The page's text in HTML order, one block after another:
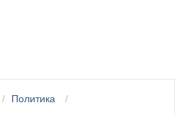
Политика